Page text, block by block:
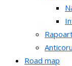
Road map